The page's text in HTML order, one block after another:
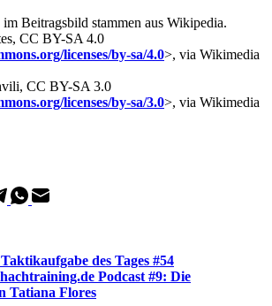
Beitragsbild stammen aus Wikipedia.
CC BY-SA 4.0
licenses/by-sa/4.0>, via Wikimedia
CC BY-SA 3.0
licenses/by-sa/3.0>, via Wikimedia
Taktikaufgabe des Tages #54
Podcast #9: Die
Tatiana Flores